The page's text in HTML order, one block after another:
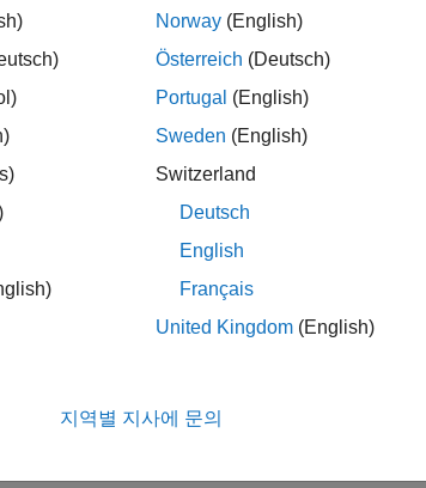
Norway (English)
Österreich (Deutsch)
Portugal (English)
Sweden (English)
Switzerland
Deutsch
English
Français
United Kingdom (English)
지역별 지사에 문의